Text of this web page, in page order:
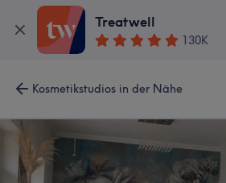
Treatwell
130K
Kosmetikstudios in der Nähe